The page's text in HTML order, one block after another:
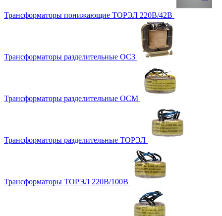
Трансформаторы понижающие ТОРЭЛ 220В/42В
Трансформаторы разделительные ОСЗ
Трансформаторы разделительные ОСМ
Трансформаторы разделительные ТОРЭЛ
Трансформаторы ТОРЭЛ 220В/100В